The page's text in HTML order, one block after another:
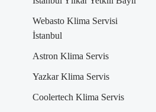
Webasto Klima Servisi
İstanbul
Astron Klima Servis
Yazkar Klima Servis
Coolertech Klima Servis